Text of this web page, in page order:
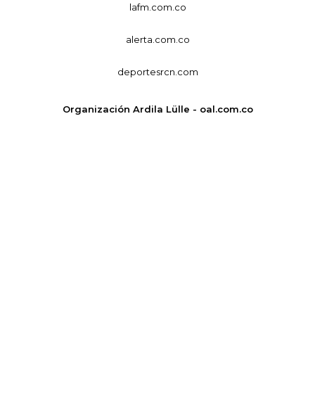
lafm.com.co
alerta.com.co
deportesrcn.com
Organización Ardila Lülle - oal.com.co